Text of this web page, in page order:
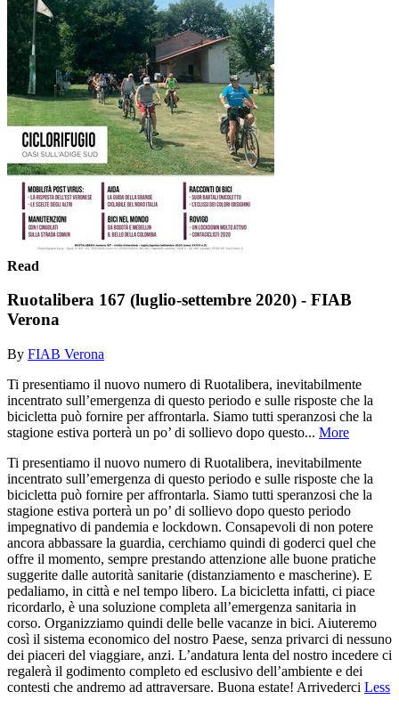
Read
Ruotalibera 167 (luglio-settembre 2020) - FIAB
Verona
By FIAB Verona
Ti presentiamo il nuovo numero di Ruotalibera, inevitabilmente
incentrato sull’emergenza di questo periodo e sulle risposte che la
bicicletta può fornire per affrontarla. Siamo tutti speranzosi che la
stagione estiva porterà un po’ di sollievo dopo questo... More
Ti presentiamo il nuovo numero di Ruotalibera, inevitabilmente
incentrato sull’emergenza di questo periodo e sulle risposte che la
bicicletta può fornire per affrontarla. Siamo tutti speranzosi che la
stagione estiva porterà un po’ di sollievo dopo questo periodo
impegnativo di pandemia e lockdown. Consapevoli di non potere
ancora abbassare la guardia, cerchiamo quindi di goderci quel che
offre il momento, sempre prestando attenzione alle buone pratiche
suggerite dalle autorità sanitarie (distanziamento e mascherine). E
pedaliamo, in città e nel tempo libero. La bicicletta infatti, ci piace
ricordarlo, è una soluzione completa all’emergenza sanitaria in
corso. Organizziamo quindi delle belle vacanze in bici. Aiuteremo
così il sistema economico del nostro Paese, senza privarci di nessuno
dei piaceri del viaggiare, anzi. L’andatura lenta del nostro incedere ci
regalerà il godimento completo ed esclusivo dell’ambiente e dei
contesti che andremo ad attraversare. Buona estate! Arrivederci Less